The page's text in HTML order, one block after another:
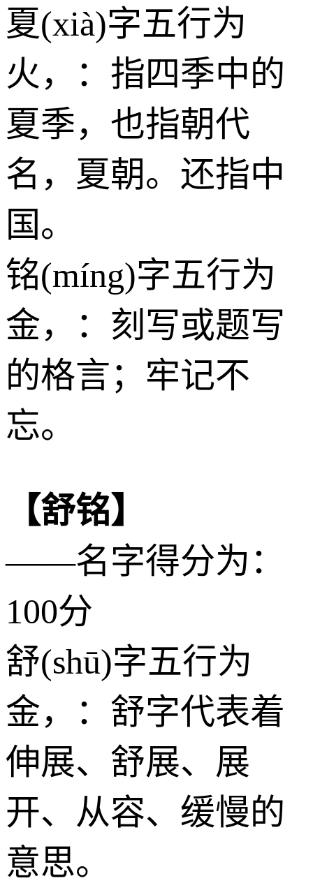
夏(xià)字五行为
火 ，：指四季中的
夏季，也指朝代
名，夏朝。还指中
国。
铭(míng)字五行为
金，：刻写或题写
的格言；牢记不
忘。
【舒铭】
——名字得分为：
100分
舒(shū)字五行为
金，：舒字代表着
伸展、舒展、展
开、从容、缓慢的
意思。